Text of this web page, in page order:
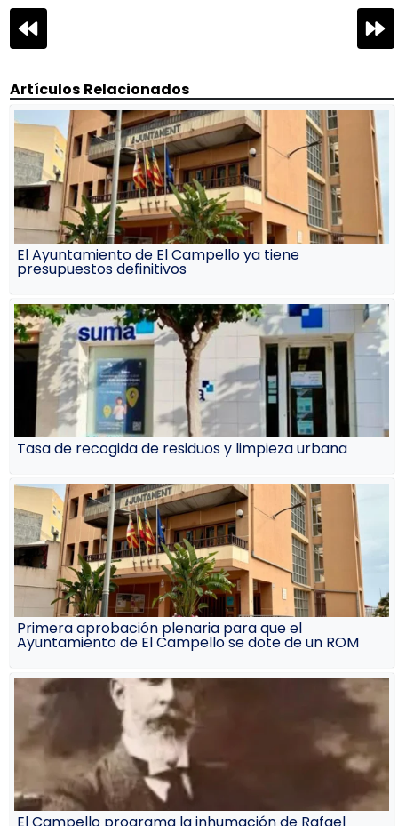
Navegación
de
Artículos Relacionados
El Ayuntamiento de El Campello ya tiene
presupuestos definitivos
Tasa de recogida de residuos y limpieza urbana
Primera aprobación plenaria para que el
Ayuntamiento de El Campello se dote de un ROM